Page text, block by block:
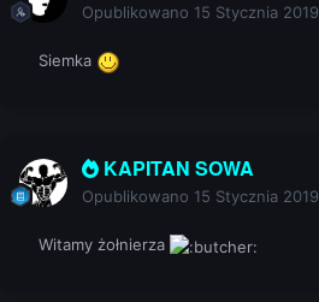
Opublikowano 15 Stycznia 2019
Siemka
KAPITAN SOWA
Opublikowano 15 Stycznia 2019
Witamy żołnierza